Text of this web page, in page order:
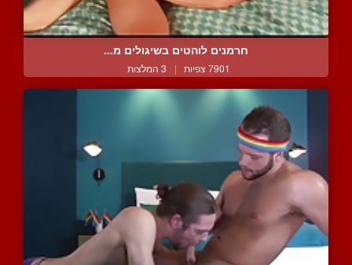
חרמנים לוהטים בשיגולים מ...
7901 צפיות | 3 המלצות